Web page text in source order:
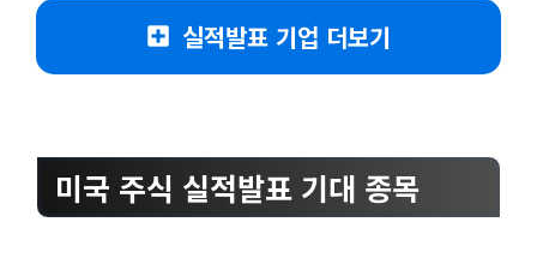
실적발표 기업 더보기
미국 주식 실적발표 기대 종목